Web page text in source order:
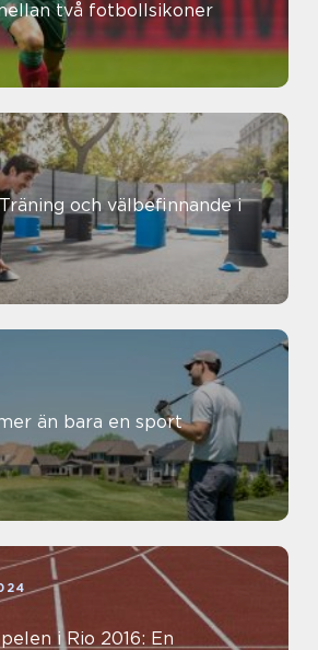
två fotbollsikoner
och välbefinnande i
än bara en sport
i Rio 2016: En